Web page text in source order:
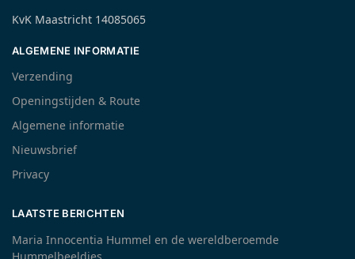
KvK Maastricht 14085065
ALGEMENE INFORMATIE
Verzending
Openingstijden & Route
Algemene informatie
Nieuwsbrief
Privacy
LAATSTE BERICHTEN
Maria Innocentia Hummel en de wereldberoemde
Hummelbeeldjes